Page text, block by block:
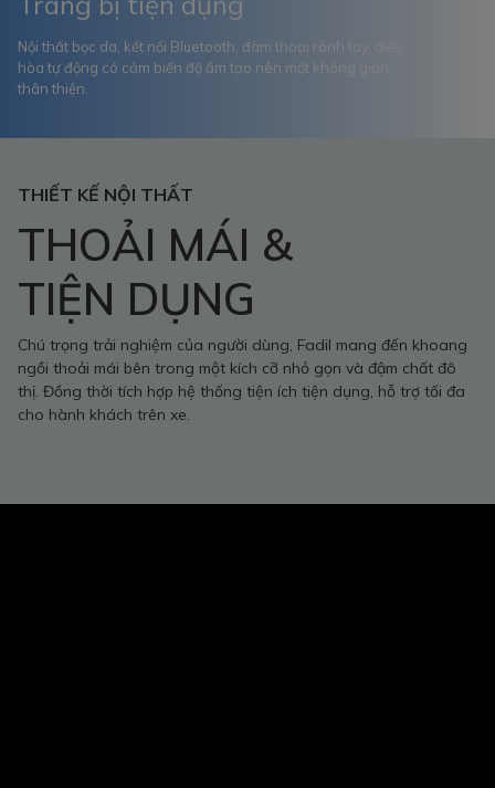
Nội thất bọc da, kết nối Bluetooth, đàm thoại rảnh tay, điều
hòa tự động có cảm biến độ ẩm tạo nên một không gian
thân thiện.
THIẾT KẾ NỘI THẤT
THOẢI MÁI &
TIỆN DỤNG
Chú trọng trải nghiệm của người dùng, Fadil mang đến khoang
ngồi thoải mái bên trong một kích cỡ nhỏ gọn và đậm chất đô
thị. Đồng thời tích hợp hệ thống tiện ích tiện dụng, hỗ trợ tối đa
cho hành khách trên xe.